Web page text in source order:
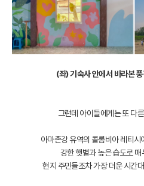
(좌) 기숙사 안에서 바라본
그런데 아이들에게는 또 다
아마존강 유역의 콜롬비아 레티
강한 햇볕과 높은 습도로
현지 주민들조차 가장 더운 시간